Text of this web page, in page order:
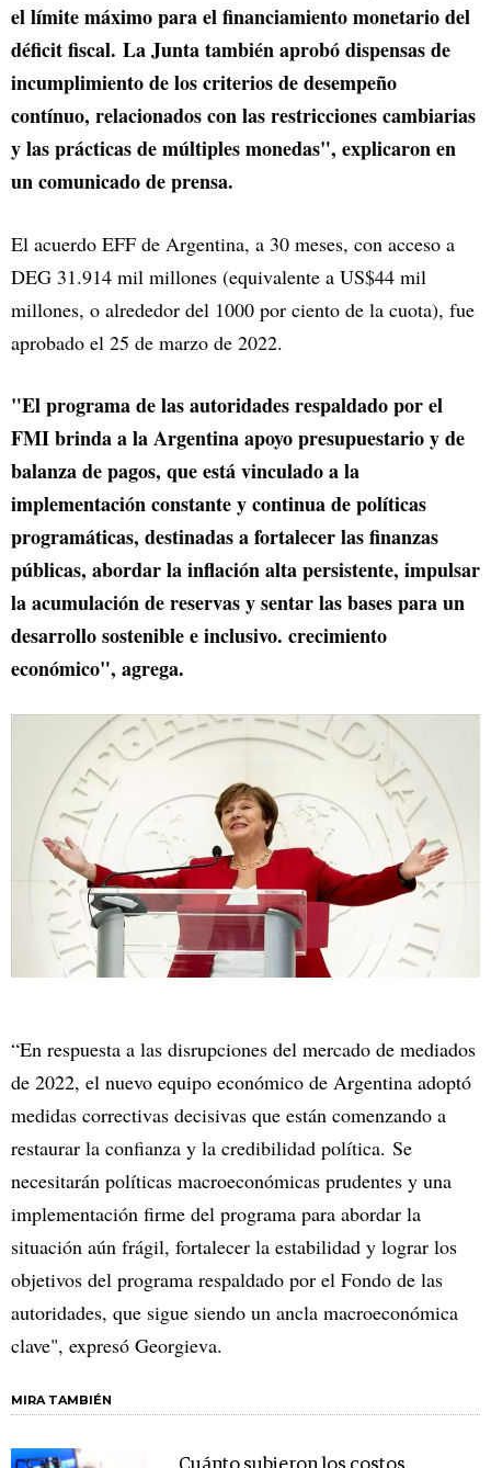
el límite máximo para el financiamiento monetario del
déficit fiscal. La Junta también aprobó dispensas de
incumplimiento de los criterios de desempeño
contínuo, relacionados con las restricciones cambiarias
y las prácticas de múltiples monedas", explicaron en
un comunicado de prensa.
El acuerdo EFF de Argentina, a 30 meses, con acceso a
DEG 31.914 mil millones (equivalente a US$44 mil
millones, o alrededor del 1000 por ciento de la cuota), fue
aprobado el 25 de marzo de 2022.
"El programa de las autoridades respaldado por el
FMI brinda a la Argentina apoyo presupuestario y de
balanza de pagos, que está vinculado a la
implementación constante y continua de políticas
programáticas, destinadas a fortalecer las finanzas
públicas, abordar la inflación alta persistente, impulsar
la acumulación de reservas y sentar las bases para un
desarrollo sostenible e inclusivo. crecimiento
económico", agrega.
“En respuesta a las disrupciones del mercado de mediados
de 2022, el nuevo equipo económico de Argentina adoptó
medidas correctivas decisivas que están comenzando a
restaurar la confianza y la credibilidad política. Se
necesitarán políticas macroeconómicas prudentes y una
implementación firme del programa para abordar la
situación aún frágil, fortalecer la estabilidad y lograr los
objetivos del programa respaldado por el Fondo de las
autoridades, que sigue siendo un ancla macroeconómica
clave", expresó Georgieva.
MIRA TAMBIÉN